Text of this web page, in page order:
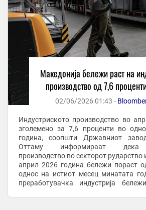
Македонија бележи раст на
производство од 7,6
02/06/2026 01:43 -
Индустриското производство во
зголемено за 7,6 проценти во
година, соопшти Државниот
Оттаму информираат дека
производство во секторот
април 2026 година бележи пораст
однос на истиот месец минатата
преработувачка индустрија